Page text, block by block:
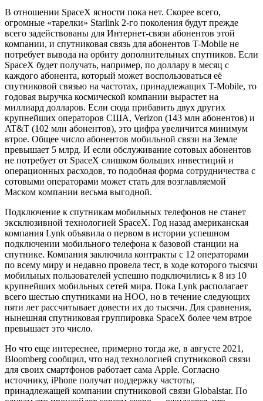
В отношении SpaceX ясности пока нет. Скорее всего,
огромные «тарелки» Starlink 2-го поколения будут прежде
всего задействованы для Интернет-связи абонентов этой
компании, и спутниковая связь для абонентов T-Mobile не
потребует вывода на орбиту дополнительных спутников. Если
SpaceX будет получать, например, по доллару в месяц с
каждого абонента, который может воспользоваться её
спутниковой связью на частотах, принадлежащих T-Mobile, то
годовая выручка космической компании вырастет на
миллиард долларов. Если сюда прибавить двух других
крупнейших операторов США, Verizon (143 млн абонентов) и
AT&T (102 млн абонентов), это цифра увеличится минимум
втрое. Общее число абонентов мобильной связи на Земле
превышает 5 млрд. И если обслуживание сотовых абонентов
не потребует от SpaceX слишком больших инвестиций и
операционных расходов, то подобная форма сотрудничества с
сотовыми операторами может стать для возглавляемой
Маском компании весьма выгодной.
Подключение к спутникам мобильных телефонов не станет
эксклюзивной технологией SpaceX. Год назад американская
компания Lynk объявила о первом в истории успешном
подключении мобильного телефона к базовой станции на
спутнике. Компания заключила контракты с 12 операторами
по всему миру и недавно провела тест, в ходе которого тысячи
мобильных пользователей успешно подключились к 8 из 10
крупнейших мобильных сетей мира. Пока Lynk располагает
всего шестью спутниками на НОО, но в течение следующих
пяти лет рассчитывает довести их до тысячи. Для сравнения,
нынешняя спутниковая группировка SpaceX более чем втрое
превышает это число.
Но что еще интереснее, примерно тогда же, в августе 2021,
Bloomberg сообщил, что над технологией спутниковой связи
для своих смартфонов работает сама Apple. Согласно
источнику, iPhone получат поддержку частоты,
принадлежащей компании спутниковой связи Globalstar. По